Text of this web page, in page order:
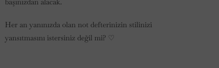
Her an yanınızda olan not defterinizin stilinizi
yansıtmasını istersiniz değil mi? ♡